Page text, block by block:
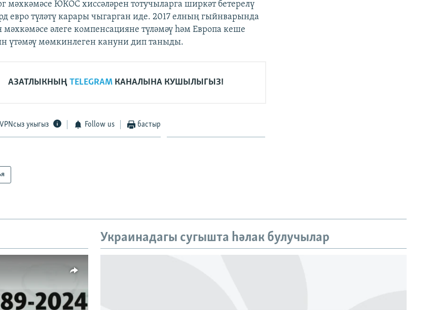
мәхкәмәсе ЮКОС хиссәләрен тотучыларга ширкәт бетерелү
евро түләтү карары чыгарган иде. 2017 елның гыйнварында
мәхкәмәсе әлеге компенсацияне түләмәү һәм Европа кеше
үтәмәү мөмкинлеген кануни дип таныды.
АЗАТЛЫКНЫҢ TELEGRAMКАНАЛЫНА КУШЫЛЫГЫЗ!
VPNсыз укыгыз Follow us бастыр
Украинадагы сугышта һәлак булучылар